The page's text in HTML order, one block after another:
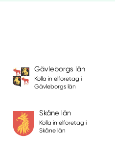
Gävleborgs län
Kolla in elföretag i
Gävleborgs län
Skåne län
Kolla in elföretag i
Skåne län